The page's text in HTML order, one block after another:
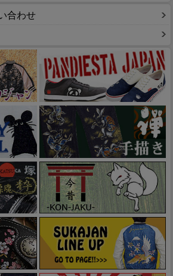
合わせ